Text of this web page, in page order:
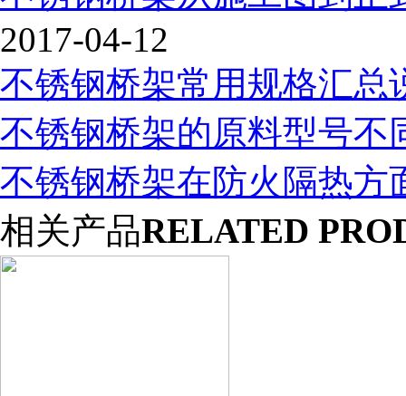
2017-04-12
不锈钢桥架常用规格汇总
不锈钢桥架的原料型号不
不锈钢桥架在防火隔热方
相关产品RELATED